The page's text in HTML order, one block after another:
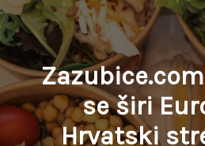
se širi
Hrvatski